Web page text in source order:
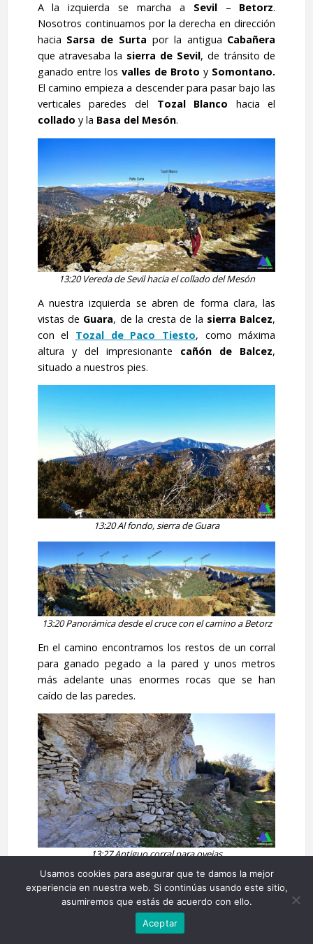
A la izquierda se marcha a Sevil– Betorz.
Nosotros continuamos por la derecha en dirección
hacia Sarsa de Surta por la antigua Cabañera
que atravesaba la sierra de Sevil, de tránsito de
ganado entre los valles de Broto y Somontano.
El camino empieza a descender para pasar bajo las
verticales paredes del Tozal Blanco hacia el
collado y la Basa del Mesón.
13:20 Vereda de Sevil hacia el collado del Mesón
A nuestra izquierda se abren de forma clara, las
vistas de Guara, de la cresta de la sierra Balcez,
con el Tozal de Paco Tiesto, como máxima
altura y del impresionante cañón de Balcez,
situado a nuestros pies.
13:20 Al fondo, sierra de Guara
13:20 Panorámica desde el cruce con el camino a Betorz
En el camino encontramos los restos de un corral
para ganado pegado a la pared y unos metros
más adelante unas enormes rocas que se han
caído de las paredes.
13:27 Antiguo corral para ovejas
Usamos cookies para asegurar que te damos la mejor
experiencia en nuestra web. Si continúas usando este sitio,
asumiremos que estás de acuerdo con ello.
Aceptar